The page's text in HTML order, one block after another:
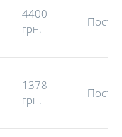
4400
грн.
1378
грн.